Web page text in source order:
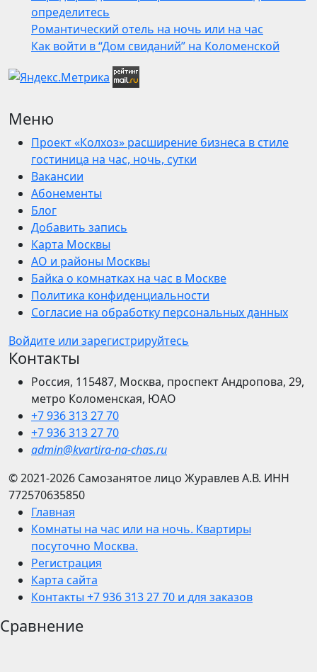
определитесь
Романтический отель на ночь или на час
Как войти в “Дом свиданий” на Коломенской
Меню
Проект «Колхоз» расширение бизнеса в стиле
гостиница на час, ночь, сутки
Вакансии
Абонементы
Блог
Добавить запись
Карта Москвы
АО и районы Москвы
Байка о комнатках на час в Москве
Политика конфиденциальности
Согласие на обработку персональных данных
Войдите или зарегистрируйтесь
Контакты
Россия, 115487, Москва, проспект Андропова, 29,
метро Коломенская, ЮАО
+7 936 313 27 70
+7 936 313 27 70
admin@kvartira-na-chas.ru
© 2021-2026 Самозанятое лицо Журавлев А.В. ИНН
772570635850
Главная
Комнаты на час или на ночь. Квартиры
посуточно Москва.
Регистрация
Карта сайта
Контакты +7 936 313 27 70 и для заказов
Сравнение